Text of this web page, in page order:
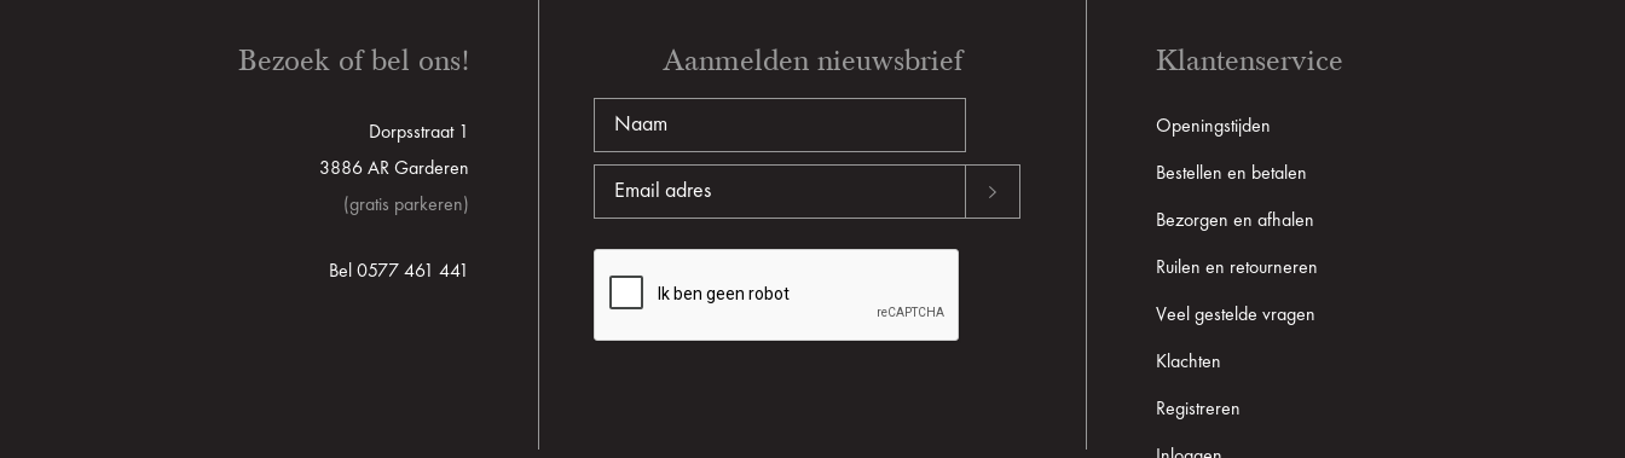
Aanmelden nieuwsbrief
Bezoek of bel ons!
Dorpsstraat 1
3886 AR Garderen
(gratis parkeren)
Bel 0577 461 441
Klantenservice
Openingstijden
Bestellen en betalen
Bezorgen en afhalen
Ruilen en retourneren
Veel gestelde vragen
Klachten
Registreren